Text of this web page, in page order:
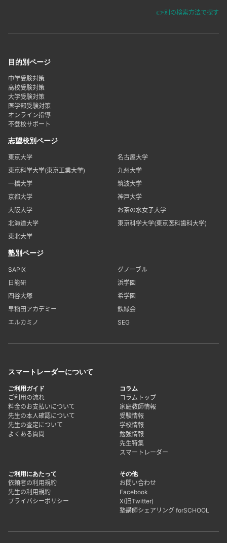
👉別の検索方法で探す
目的別ページ
中学受験対策
高校受験対策
大学受験対策
医学部受験対策
オンライン指導
不登校サポート
志望校別ページ
東京大学
名古屋大学
東京科学大学(東京工業大学)
九州大学
一橋大学
筑波大学
京都大学
神戸大学
大阪大学
お茶の水女子大学
北海道大学
東京科学大学(東京医科歯科大学)
東北大学
塾別ページ
SAPIX
グノーブル
日能研
浜学園
四谷大塚
希学園
早稲田アカデミー
鉄緑会
エルカミノ
SEG
スマートレーダーについて
ご利用ガイド
ご利用の流れ
料金のお支払いについて
先生の本人確認について
先生の査定について
よくある質問
コラム
コラムトップ
家庭教師情報
受験情報
学校情報
勉強情報
先生特集
スマートレーダー
ご利用にあたって
依頼者の利用規約
先生の利用規約
プライバシーポリシー
その他
お問い合わせ
Facebook
X(旧Twitter)
塾講師シェアリング forSCHOOL